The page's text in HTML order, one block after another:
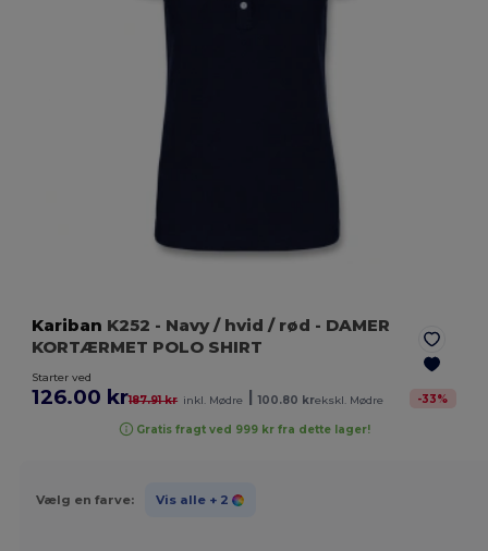
Kariban K252 - Navy / hvid / rød - DAMER
KORTÆRMET POLO SHIRT
Starter ved
126.00 kr187.91 kr inkl. Mødre 100.80 krekskl. Mødre -33%
Gratis fragt ved 999 kr fra dette lager!
Vælg en farve: Vis alle + 2